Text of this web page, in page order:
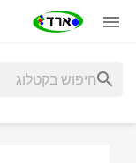

search